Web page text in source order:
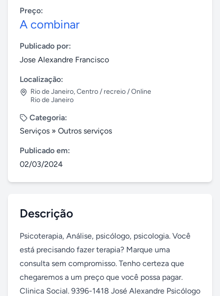
Preço:
A combinar
Publicado por:
Jose Alexandre Francisco
Localização:
Rio de Janeiro,Centro / recreio / Online
Rio de Janeiro
Categoria:
Serviços » Outros serviços
Publicado em:
02/03/2024
Descrição
Psicoterapia, Análise, psicólogo, psicologia. Você
está precisando fazer terapia? Marque uma
consulta sem compromisso. Tenho certeza que
chegaremos a um preço que você possa pagar.
Clinica Social. 9396-1418 José Alexandre Psicólogo